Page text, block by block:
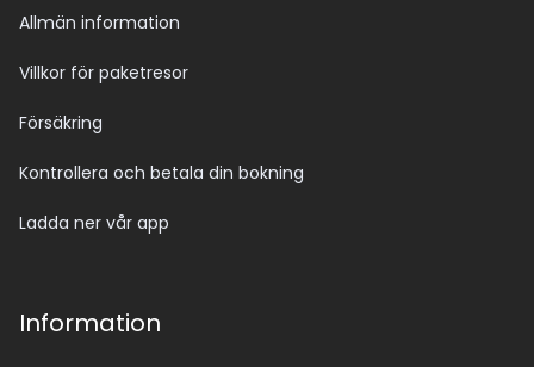
Allmän information
Villkor för paketresor
Försäkring
Kontrollera och betala din bokning
Ladda ner vår app
Information